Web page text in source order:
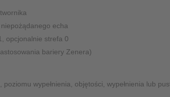
montażowe
przeciwprzepięciowe
programowe
echa
opcjonalnie strefa 0
bariery Zenera)
wypełnienia, objętości, wypełnienia lub